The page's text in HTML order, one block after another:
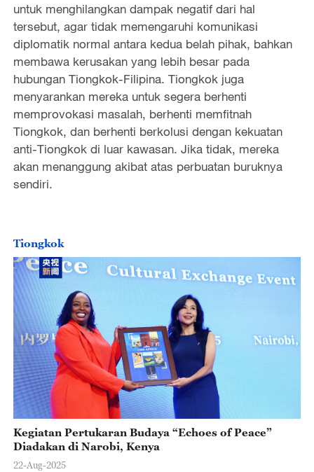
untuk menghilangkan dampak negatif dari hal
tersebut, agar tidak memengaruhi komunikasi
diplomatik normal antara kedua belah pihak, bahkan
membawa kerusakan yang lebih besar pada
hubungan Tiongkok-Filipina. Tiongkok juga
menyarankan mereka untuk segera berhenti
memprovokasi masalah, berhenti memfitnah
Tiongkok, dan berhenti berkolusi dengan kekuatan
anti-Tiongkok di luar kawasan. Jika tidak, mereka
akan menanggung akibat atas perbuatan buruknya
sendiri.
Tiongkok
Kegiatan Pertukaran Budaya “Echoes of Peace”
Diadakan di Narobi, Kenya
22-Aug-2025